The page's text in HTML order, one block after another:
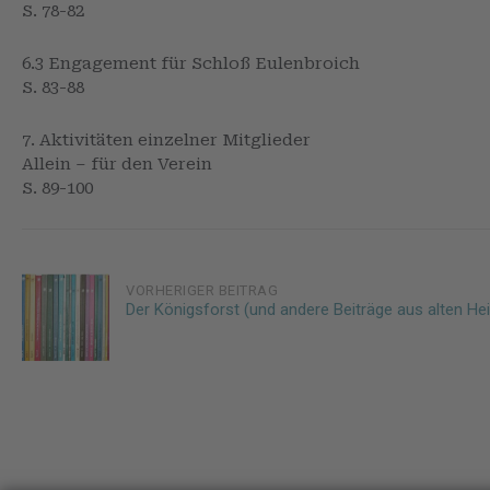
S. 78-82
6.3 Engagement für Schloß Eulenbroich
S. 83-88
7. Aktivitäten einzelner Mitglieder
Allein – für den Verein
S. 89-100
Post
navigation
VORHERIGER BEITRAG
Der Königsforst (und andere Beiträge aus alten